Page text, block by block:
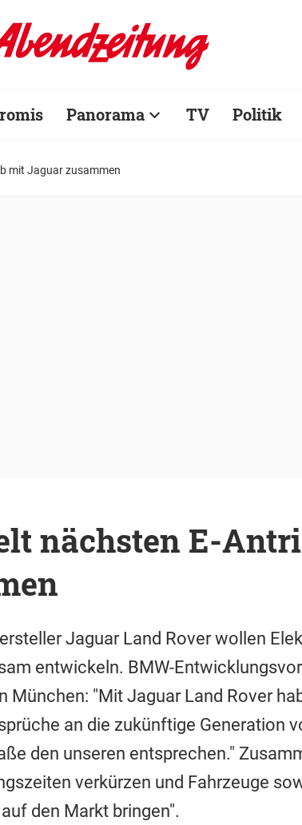
Panorama TV Politik
mit Jaguar zusammen
nächsten E-
Jaguar Land Rover wollen
entwickeln. BMW-
"Mit Jaguar Land Rover
an die zukünftige Generation
den unseren entsprechen."
verkürzen und Fahrzeuge
den Markt bringen".